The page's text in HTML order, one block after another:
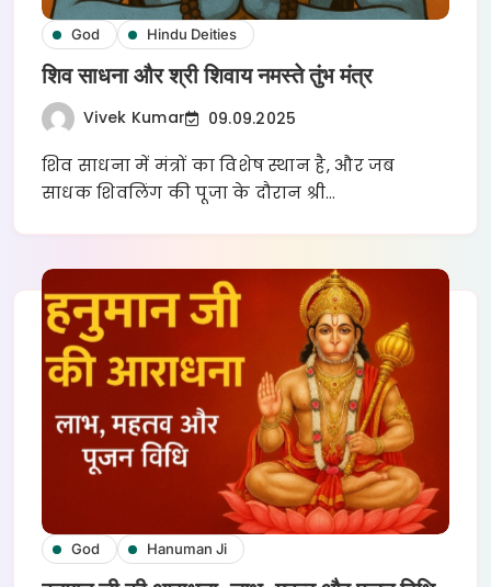
God Hindu Deities
शिव साधना और श्री शिवाय नमस्ते तुंभ मंत्र
Vivek Kumar 09.09.2025
शिव साधना में मंत्रों का विशेष स्थान है, और जब
साधक शिवलिंग की पूजा के दौरान श्री…
God Hanuman Ji